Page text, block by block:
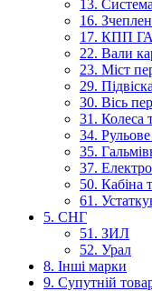
13.
16.
17. КПП
22. Вали
23. Міст
29.
30. Вісь
31. Колеса
34.
35.
37.
50. Кабіна
61.
5. СНГ
51. ЗИЛ
52. Урал
8. Інші марки
9. Супутній